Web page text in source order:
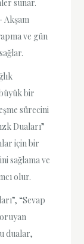
sunar.
Akşam
ve gün
bir
sürecini
Duaları”
için bir
sağlama ve
olur.
“Sevap
dualar,